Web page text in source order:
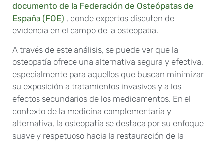
documento de la Federación de Osteópatas de
España (FOE) , donde expertos discuten de
evidencia en el campo de la osteopatia.
A través de este análisis, se puede ver que la
osteopatía ofrece una alternativa segura y efectiva,
especialmente para aquellos que buscan minimizar
su exposición a tratamientos invasivos y a los
efectos secundarios de los medicamentos. En el
contexto de la medicina complementaria y
alternativa, la osteopatía se destaca por su enfoque
suave y respetuoso hacia la restauración de la